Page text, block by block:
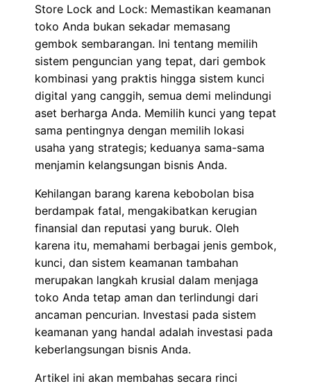
Store Lock and Lock: Memastikan keamanan
toko Anda bukan sekadar memasang
gembok sembarangan. Ini tentang memilih
sistem penguncian yang tepat, dari gembok
kombinasi yang praktis hingga sistem kunci
digital yang canggih, semua demi melindungi
aset berharga Anda. Memilih kunci yang tepat
sama pentingnya dengan memilih lokasi
usaha yang strategis; keduanya sama-sama
menjamin kelangsungan bisnis Anda.
Kehilangan barang karena kebobolan bisa
berdampak fatal, mengakibatkan kerugian
finansial dan reputasi yang buruk. Oleh
karena itu, memahami berbagai jenis gembok,
kunci, dan sistem keamanan tambahan
merupakan langkah krusial dalam menjaga
toko Anda tetap aman dan terlindungi dari
ancaman pencurian. Investasi pada sistem
keamanan yang handal adalah investasi pada
keberlangsungan bisnis Anda.
Artikel ini akan membahas secara rinci